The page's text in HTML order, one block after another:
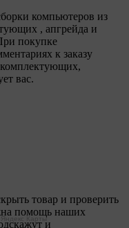
компьютеров из
, апгрейда и
покупке
к заказу
комплектующих,
вас.
товар и проверить
помощь наших
и
Карты